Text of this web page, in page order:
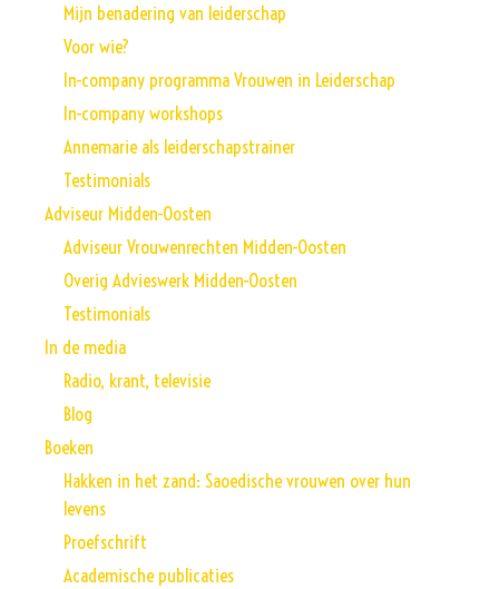
Mijn benadering van leiderschap
Voor wie?
In-company programma Vrouwen in Leiderschap
In-company workshops
Annemarie als leiderschapstrainer
Testimonials
Adviseur Midden-Oosten
Adviseur Vrouwenrechten Midden-Oosten
Overig Advieswerk Midden-Oosten
Testimonials
In de media
Radio, krant, televisie
Blog
Boeken
Hakken in het zand: Saoedische vrouwen over hun
levens
Proefschrift
Academische publicaties